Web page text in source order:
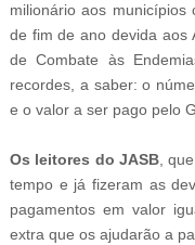
milionário aos
de fim de ano devida aos
de Combate às
recordes, a saber: o
e o valor a ser pago pelo
Os leitores do JASB,
tempo e já fizeram as
pagamentos em valor
extra que os ajudarão a